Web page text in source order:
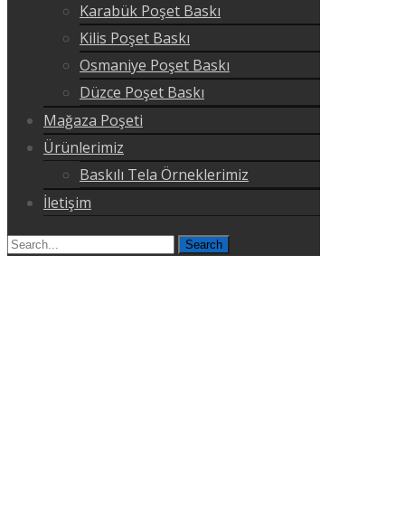
Karabük Poşet Baskı
Kilis Poşet Baskı
Osmaniye Poşet Baskı
Düzce Poşet Baskı
Mağaza Poşeti
Ürünlerimiz
Baskılı Tela Örneklerimiz
İletişim
Search